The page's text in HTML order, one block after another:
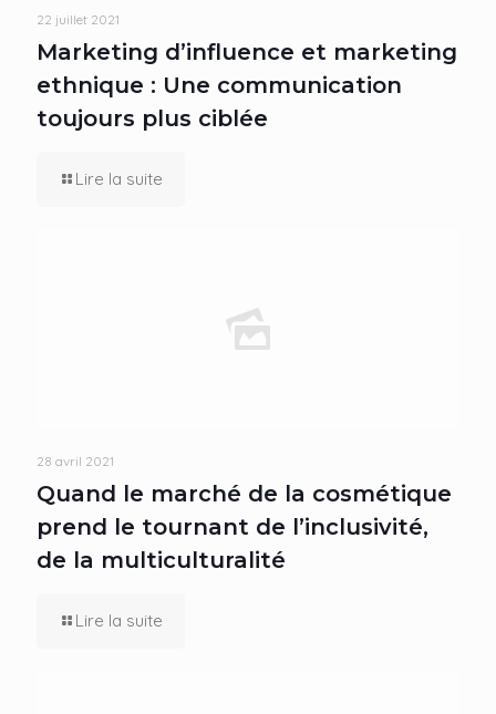
22 juillet 2021
Marketing d’influence et marketing
ethnique : Une communication
toujours plus ciblée
Lire la suite
28 avril 2021
Quand le marché de la cosmétique
prend le tournant de l’inclusivité,
de la multiculturalité
Lire la suite